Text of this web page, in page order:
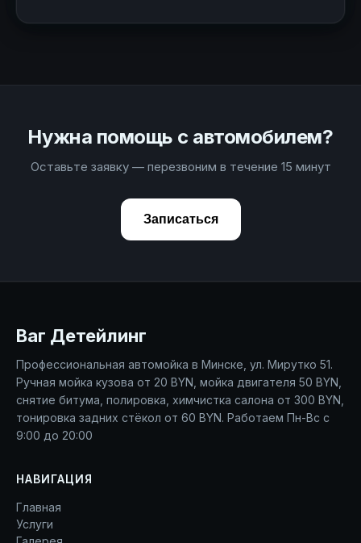
Нужна помощь с автомобилем?
Оставьте заявку — перезвоним в течение 15 минут
Записаться
Ваг Детейлинг
Профессиональная автомойка в Минске, ул. Мирутко 51.
Ручная мойка кузова от 20 BYN, мойка двигателя 50 BYN,
снятие битума, полировка, химчистка салона от 300 BYN,
тонировка задних стёкол от 60 BYN. Работаем Пн-Вс с
9:00 до 20:00
НАВИГАЦИЯ
Главная
Услуги